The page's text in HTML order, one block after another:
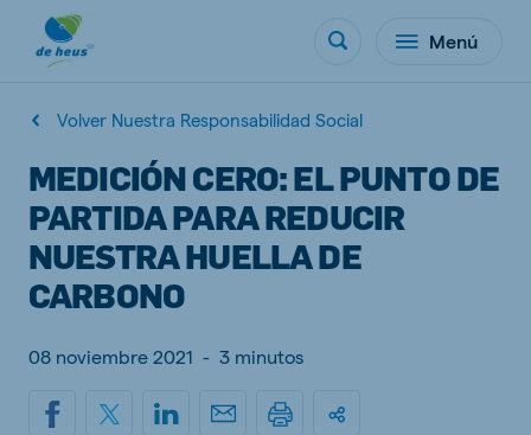
Menú
Volver Nuestra Responsabilidad Social
MEDICIÓN CERO: EL PUNTO DE
PARTIDA PARA REDUCIR
NUESTRA HUELLA DE
CARBONO
08 noviembre 2021 - 3 minutos